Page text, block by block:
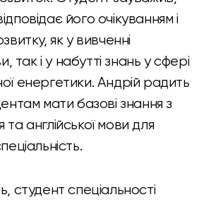
його очікуванням і
як у вивченні
так і у набутті знань у сфері
енергетики. Андрій радить
мати базові знання з
англійської мови для
студент спеціальності